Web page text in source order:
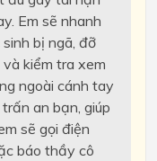
Em sẽ nhanh
bị ngã, đỡ
kiểm tra xem
ngoài cánh tay
an bạn, giúp
sẽ gọi điện
báo thầy cô